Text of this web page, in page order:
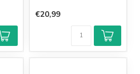
€20,99